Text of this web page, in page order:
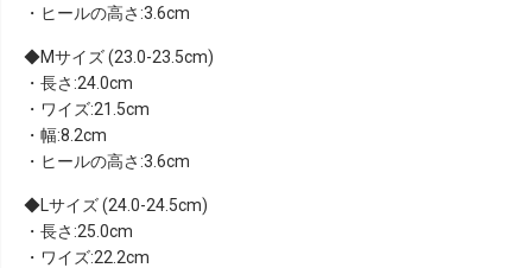
・ヒールの高さ:3.6cm
Mサイズ (23.0-23.5cm)
・長さ:24.0cm
・ワイズ:21.5cm
・幅:8.2cm
・ヒールの高さ:3.6cm
Lサイズ (24.0-24.5cm)
・長さ:25.0cm
・ワイズ:22.2cm